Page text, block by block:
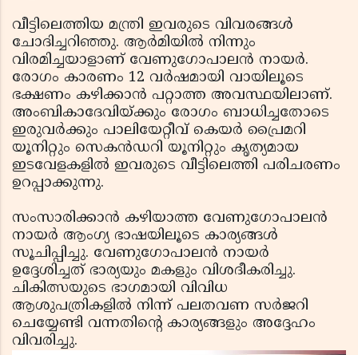
വീട്ടിലെത്തിയ മന്ത്രി ഇവരുടെ വിവരങ്ങള്‍
ചോദിച്ചറിഞ്ഞു. ആര്‍മിയില്‍ നിന്നും
വിരമിച്ചയാളാണ് വേണുഗോപാലന്‍ നായര്‍.
രോഗം കാരണം 12 വര്‍ഷമായി വായിലൂടെ
ഭക്ഷണം കഴിക്കാന്‍ പറ്റാത്ത അവസ്ഥയിലാണ്.
അംബികാദേവിയ്ക്കും രോഗം ബാധിച്ചതോടെ
ഇരുവര്‍ക്കും പാലിയേറ്റീവ് കെയര്‍ പ്രൈമറി
യൂനിറ്റും സെകന്‍ഡറി യൂനിറ്റും കൃത്യമായ
ഇടവേളകളില്‍ ഇവരുടെ വീട്ടിലെത്തി പരിചരണം
ഉറപ്പാക്കുന്നു.
സംസാരിക്കാന്‍ കഴിയാത്ത വേണുഗോപാലന്‍
നായര്‍ ആംഗ്യ ഭാഷയിലൂടെ കാര്യങ്ങള്‍
സൂചിപ്പിച്ചു. വേണുഗോപാലന്‍ നായര്‍
ഉദ്ദേശിച്ചത് ഭാര്യയും മകളും വിശദീകരിച്ചു.
ചികിത്സയുടെ ഭാഗമായി വിവിധ
ആശുപത്രികളില്‍ നിന്ന് പലതവണ സര്‍ജറി
ചെയ്യേണ്ടി വന്നതിന്റെ കാര്യങ്ങളും അദ്ദേഹം
വിവരിച്ചു.